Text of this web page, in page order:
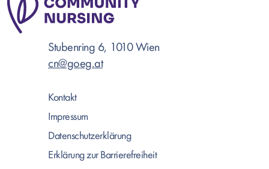
Stubenring 6, 1010 Wien
cn@goeg.at
Kontakt
Impressum
Datenschutzerklärung
Erklärung zur Barrierefreiheit